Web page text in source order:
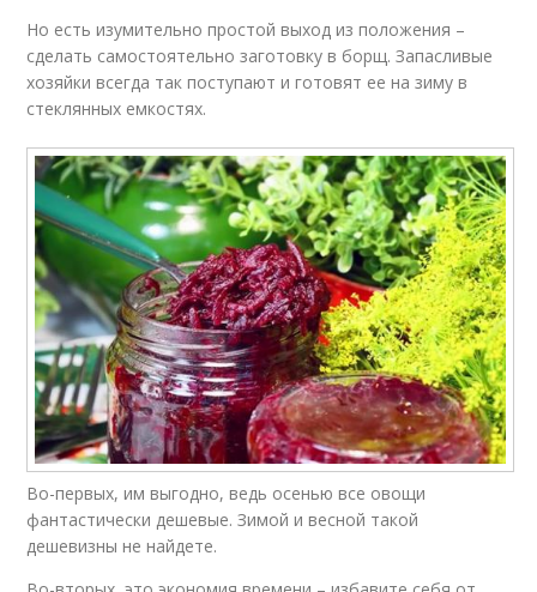
Но есть изумительно простой выход из положения –
сделать самостоятельно заготовку в борщ. Запасливые
хозяйки всегда так поступают и готовят ее на зиму в
стеклянных емкостях.
Во-первых, им выгодно, ведь осенью все овощи
фантастически дешевые. Зимой и весной такой
дешевизны не найдете.